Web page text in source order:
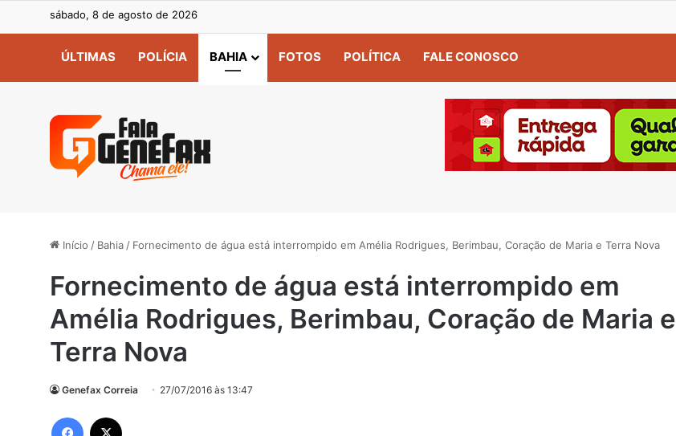
sábado, 8 de agosto de 2026
ÚLTIMAS POLÍCIA BAHIA FOTOS POLÍTICA FALE CONOSCO
Início / Bahia / Fornecimento de água está interrompido em Amélia Rodrigues, Berimbau, Coração de Maria e Terra Nova
Fornecimento de água está interrompido em
Amélia Rodrigues, Berimbau, Coração de Maria e
Terra Nova
Genefax Correia 27/07/2016 às 13:47
Facebook